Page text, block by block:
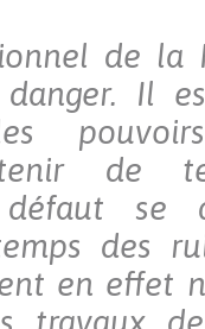
de la
Il
de
se
des
en effet